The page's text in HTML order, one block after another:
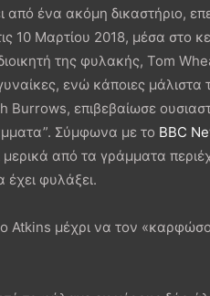
ένα ακόμη δικαστήριο,
10 Μαρτίου 2018, μέσα στο
της φυλακής, Tom
ενώ κάποιες μάλιστα
επιβεβαίωσε
Σύμφωνα με το BBC
από τα γράμματα
έχει φυλάξει.
Atkins μέχρι να τον